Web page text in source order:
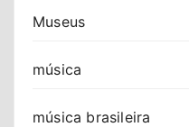
Museus
música
música brasileira